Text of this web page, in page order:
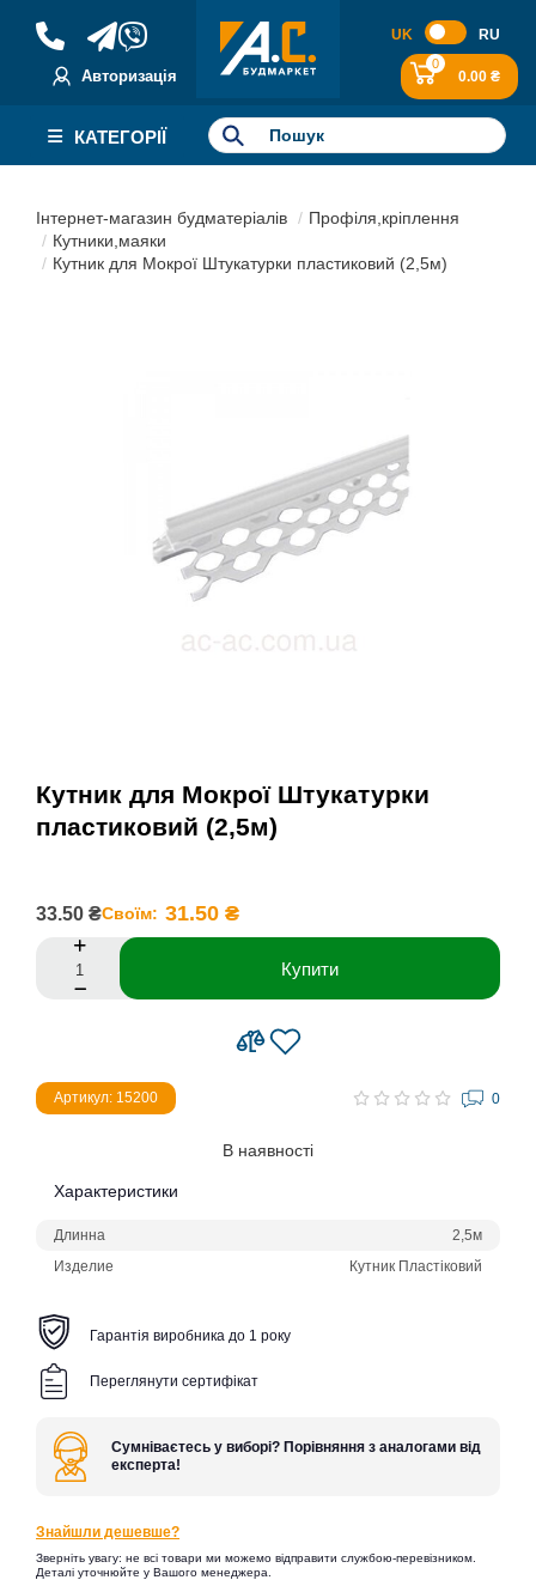
Авторизація
UK RU
0
0.00 ₴
КАТЕГОРІЇ
Інтернет-магазин будматеріалів
Профіля,кріплення
Кутники,маяки
Кутник для Мокрої Штукатурки пластиковий (2,5м)
Кутник для Мокрої Штукатурки
пластиковий (2,5м)
33.50 ₴Своїм: 31.50 ₴
Купити
Артикул: 15200 0
В наявності
Характеристики
Длинна
2,5м
Изделие
Кутник Пластіковий
Гарантія виробника до 1 року
Переглянути сертифікат
Сумніваєтесь у виборі? Порівняння з аналогами від
експерта!
Знайшли дешевше?
Зверніть увагу: не всі товари ми можемо відправити службою-перевізником.
Деталі уточнюйте у Вашого менеджера.